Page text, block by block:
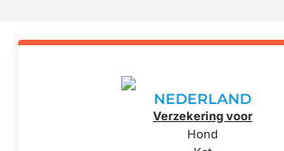
NEDERLAND
Verzekering voor
Hond